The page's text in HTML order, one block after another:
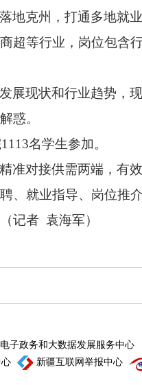
地克州，打通多地就
超等行业， 岗位包含
展现状和行业趋势，
惑。
名学生参加。
精准对接供需两端，有
、 就业指导、 岗位推
（记者 袁海军）
子政务和大数据发展服务中心
新疆互联网举报中心